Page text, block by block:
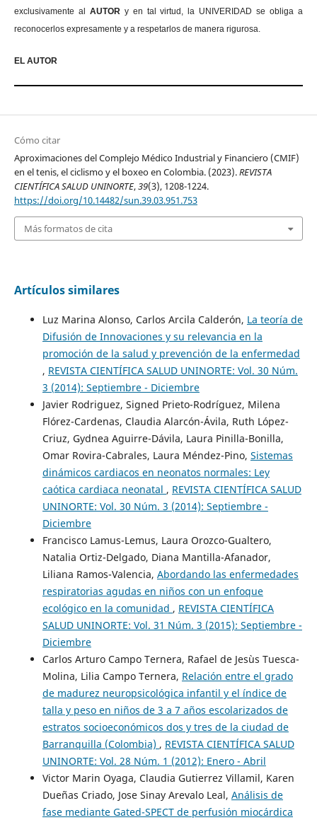
exclusivamente al AUTOR y en tal virtud, la UNIVERIDAD se obliga a
reconocerlos expresamente y a respetarlos de manera rigurosa.
EL AUTOR
Cómo citar
Aproximaciones del Complejo Médico Industrial y Financiero (CMIF)
en el tenis, el ciclismo y el boxeo en Colombia. (2023).REVISTA
CIENTÍFICA SALUD UNINORTE,39(3), 1208-1224.
https://doi.org/10.14482/sun.39.03.951.753
Más formatos de cita
Artículos similares
Luz Marina Alonso, Carlos Arcila Calderón, La teoría de
Difusión de Innovaciones y su relevancia en la
promoción de la salud y prevención de la enfermedad
, REVISTA CIENTÍFICA SALUD UNINORTE: Vol. 30 Núm.
3 (2014): Septiembre - Diciembre
Javier Rodriguez, Signed Prieto-Rodríguez, Milena
Flórez-Cardenas, Claudia Alarcón-Ávila, Ruth López-
Criuz, Gydnea Aguirre-Dávila, Laura Pinilla-Bonilla,
Omar Rovira-Cabrales, Laura Méndez-Pino, Sistemas
dinámicos cardiacos en neonatos normales: Ley
caótica cardiaca neonatal , REVISTA CIENTÍFICA SALUD
UNINORTE: Vol. 30 Núm. 3 (2014): Septiembre -
Diciembre
Francisco Lamus-Lemus, Laura Orozco-Gualtero,
Natalia Ortiz-Delgado, Diana Mantilla-Afanador,
Liliana Ramos-Valencia, Abordando las enfermedades
respiratorias agudas en niños con un enfoque
ecológico en la comunidad , REVISTA CIENTÍFICA
SALUD UNINORTE: Vol. 31 Núm. 3 (2015): Septiembre -
Diciembre
Carlos Arturo Campo Ternera, Rafael de Jesùs Tuesca-
Molina, Lilia Campo Ternera, Relación entre el grado
de madurez neuropsicológica infantil y el índice de
talla y peso en niños de 3 a 7 años escolarizados de
estratos socioeconómicos dos y tres de la ciudad de
Barranquilla (Colombia) , REVISTA CIENTÍFICA SALUD
UNINORTE: Vol. 28 Núm. 1 (2012): Enero - Abril
Victor Marin Oyaga, Claudia Gutierrez Villamil, Karen
Dueñas Criado, Jose Sinay Arevalo Leal, Análisis de
fase mediante Gated-SPECT de perfusión miocárdica